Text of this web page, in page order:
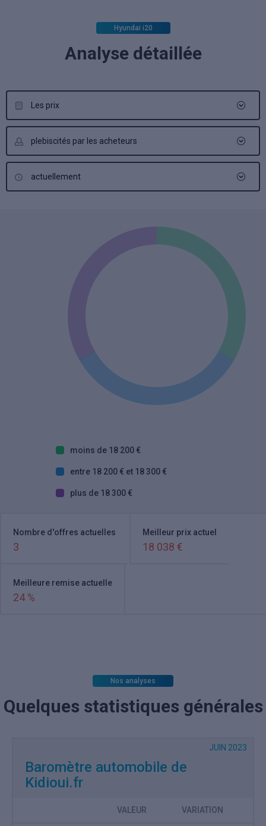
Hyundai i20
Analyse détaillée
Les prix
plebiscités par les acheteurs
actuellement
moins de 18 200 €
entre 18 200 € et 18 300 €
plus de 18 300 €
Nombre d'offres actuelles
3
Meilleur prix actuel
18 038 €
Meilleure remise actuelle
24 %
Nos analyses
Quelques statistiques générales
Baromètre automobile de
Kidioui.fr
JUIN 2023
VALEUR VARIATION